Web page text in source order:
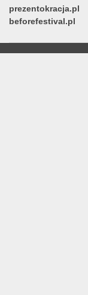
prezentokracja.pl
beforefestival.pl